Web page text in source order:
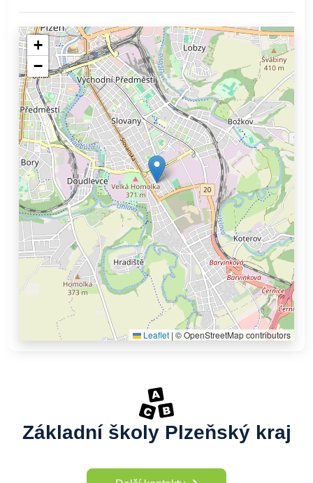
+
−
Leaflet | © OpenStreetMap contributors
Základní školy Plzeňský kraj